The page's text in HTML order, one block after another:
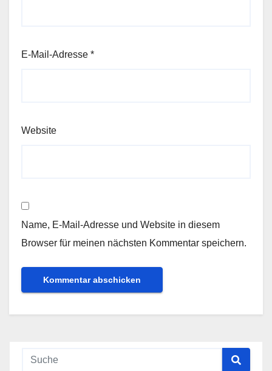
E-Mail-Adresse *
Website
Name, E-Mail-Adresse und Website in diesem
Browser für meinen nächsten Kommentar speichern.